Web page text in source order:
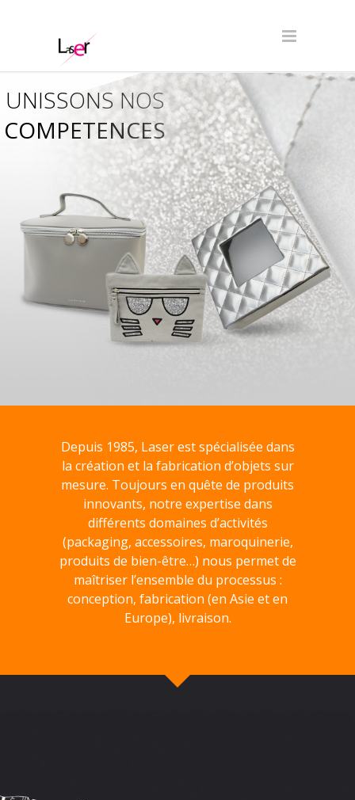
COMPETENCES
UNISSONS NOS
Depuis 1985, Laser est spécialisée dans
la création et la fabrication d’objets sur
mesure. Toujours en quête de produits
innovants, notre expertise dans
différents domaines d’activités
(packaging, accessoires, maroquinerie,
produits de bien-être…) nous permet de
maîtriser l’ensemble du processus :
conception, fabrication (en Asie et en
Europe), livraison.